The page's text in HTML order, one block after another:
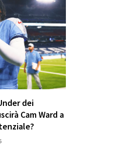
dei
Cam Ward a